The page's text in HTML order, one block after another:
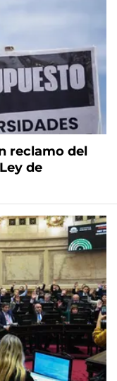
reclamo del
de